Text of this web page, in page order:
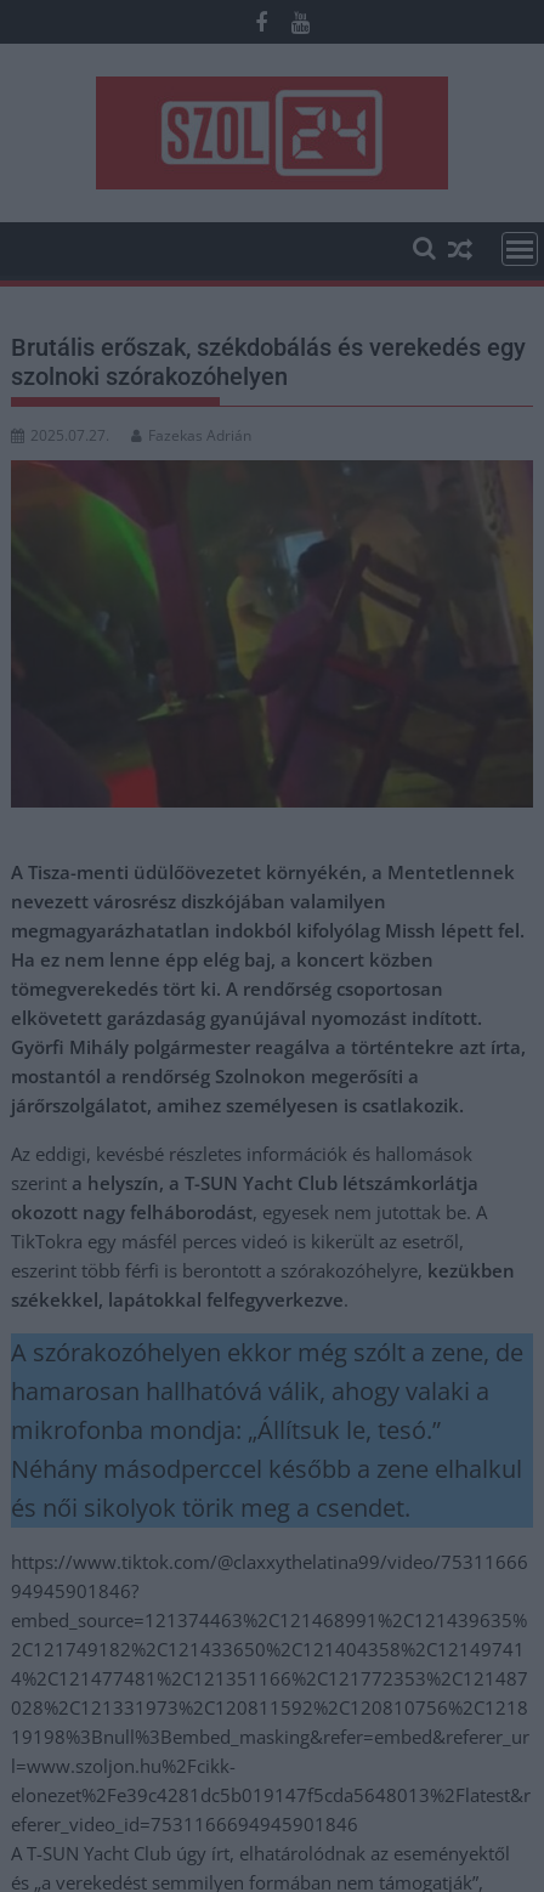
to
Brutális erőszak, székdobálás és verekedés egy
szolnoki szórakozóhelyen
2025.07.27. Fazekas Adrián
A Tisza-menti üdülőövezetet környékén, a Mentetlennek
nevezett városrész diszkójában valamilyen
megmagyarázhatatlan indokból kifolyólag Missh lépett fel.
Ha ez nem lenne épp elég baj, a koncert közben
tömegverekedés tört ki. A rendőrség csoportosan
elkövetett garázdaság gyanújával nyomozást indított.
Györfi Mihály polgármester reagálva a történtekre azt írta,
mostantól a rendőrség Szolnokon megerősíti a
járőrszolgálatot, amihez személyesen is csatlakozik.
Az eddigi, kevésbé részletes információk és hallomások
szerint a helyszín, a T-SUN Yacht Club létszámkorlátja
okozott nagy felháborodást, egyesek nem jutottak be. A
TikTokra egy másfél perces videó is kikerült az esetről,
eszerint több férfi is berontott a szórakozóhelyre, kezükben
székekkel, lapátokkal felfegyverkezve.
A szórakozóhelyen ekkor még szólt a zene, de
hamarosan hallhatóvá válik, ahogy valaki a
mikrofonba mondja: „Állítsuk le, tesó.”
Néhány másodperccel később a zene elhalkul
és női sikolyok törik meg a csendet.
https://www.tiktok.com/@claxxythelatina99/video/75311666
94945901846?
embed_source=121374463%2C121468991%2C121439635%
2C121749182%2C121433650%2C121404358%2C12149741
4%2C121477481%2C121351166%2C121772353%2C121487
028%2C121331973%2C120811592%2C120810756%2C1218
19198%3Bnull%3Bembed_masking&refer=embed&referer_ur
l=www.szoljon.hu%2Fcikk-
elonezet%2Fe39c4281dc5b019147f5cda5648013%2Flatest&r
eferer_video_id=7531166694945901846
A T-SUN Yacht Club úgy írt, elhatárolódnak az eseményektől
és „a verekedést semmilyen formában nem támogatják”,